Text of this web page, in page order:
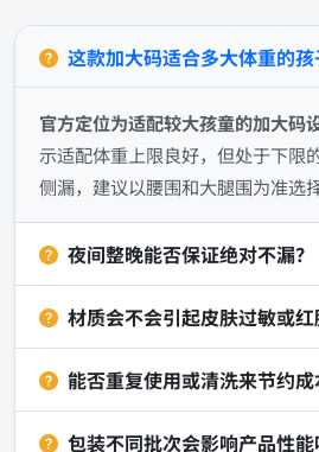
这款加大码适合多大体重的孩
官方定位为适配较大孩童的加大码
示适配体重上限良好，但处于下限
侧漏，建议以腰围和大腿围为准选择
夜间整晚能否保证绝对不漏？
材质会不会引起皮肤过敏或红
能否重复使用或清洗来节约成
包装不同批次会影响产品性能